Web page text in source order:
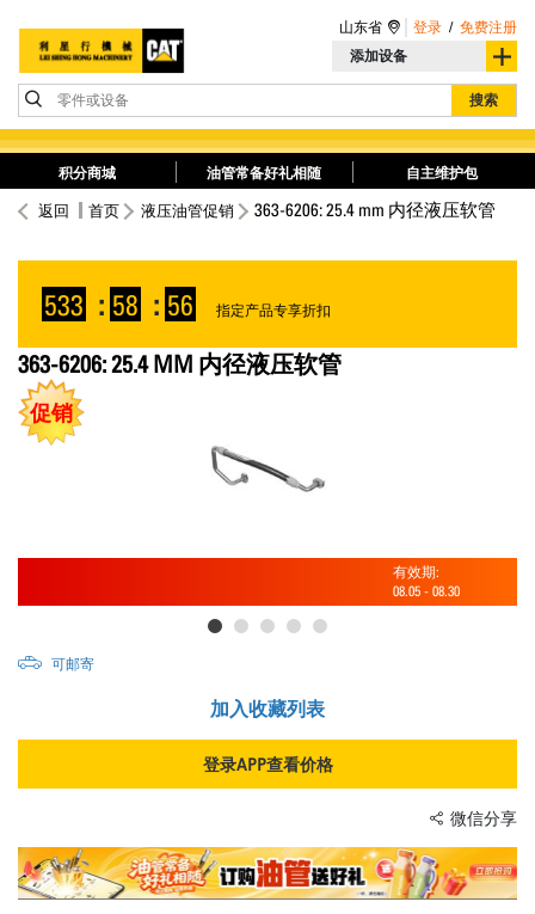
添加设备
零件或设备 搜索
山东省 登录 / 免费注册
积分商城 油管常备好礼相随 自主维护包
返回 首页 液压油管促销 363-6206: 25.4 mm 内径液压软管
533 : 58 : 56 指定产品专享折扣
363-6206: 25.4 MM 内径液压软管
促销
有效期:
08.05 - 08.30
可邮寄
加入收藏列表
登录APP查看价格
微信分享